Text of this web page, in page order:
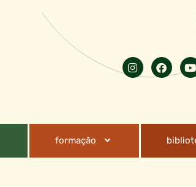
formação